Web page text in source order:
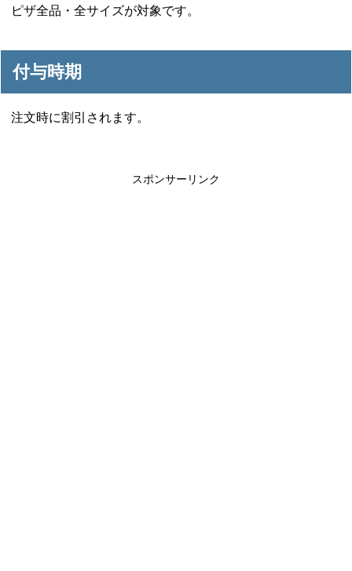
ピザ全品・全サイズが対象です。
付与時期
注文時に割引されます。
スポンサーリンク